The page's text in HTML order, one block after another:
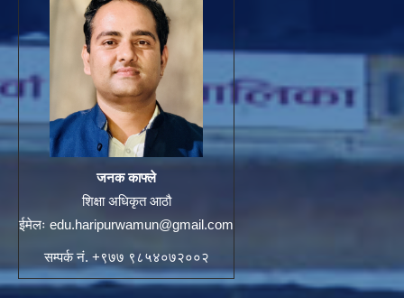
जनक काफ्ले
शिक्षा अधिकृत आठौ
ईमेलः edu.haripurwamun@gmail.com
सम्पर्क नं. +९७७ ९८५४०७२००२